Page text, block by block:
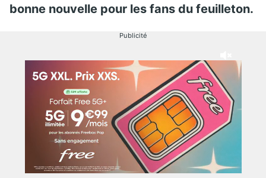
bonne nouvelle pour les fans du feuilleton.
Publicité